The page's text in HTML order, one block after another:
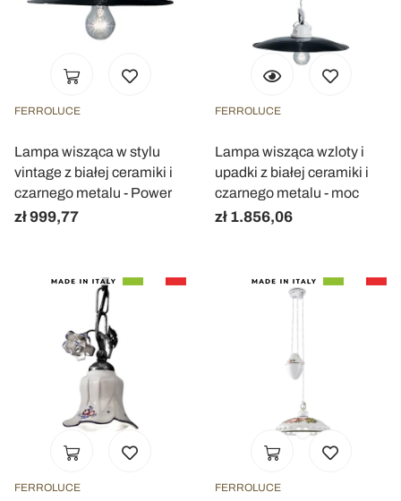
FERROLUCE
Lampa wisząca w stylu
vintage z białej ceramiki i
czarnego metalu - Power
zł 999,77
FERROLUCE
Lampa wisząca wzloty i
upadki z białej ceramiki i
czarnego metalu - moc
zł 1.856,06
FERROLUCE FERROLUCE